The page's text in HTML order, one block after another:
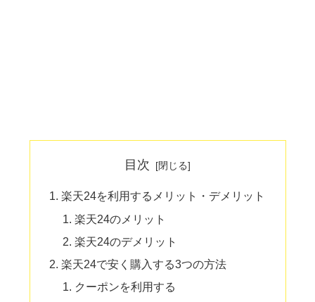
目次
楽天24を利用するメリット・デメリット
楽天24のメリット
楽天24のデメリット
楽天24で安く購入する3つの方法
クーポンを利用する